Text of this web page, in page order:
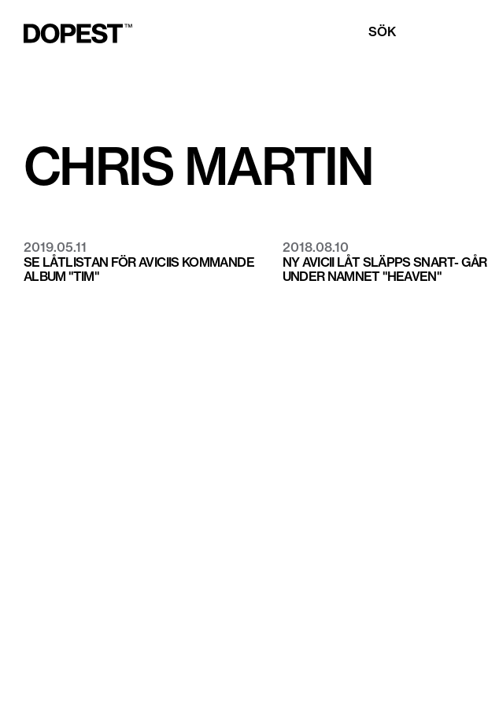
SÖK
CHRIS MARTIN
2019.05.11
SE LÅTLISTAN FÖR AVICIIS KOMMANDE
ALBUM "TIM"
2018.08.10
NY AVICII LÅT SLÄPPS SNART- GÅR
UNDER NAMNET "HEAVEN"